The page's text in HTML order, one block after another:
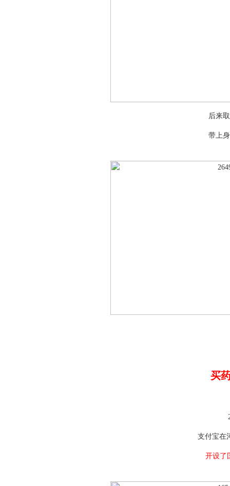
后来
带上
买
支付宝在
开设了